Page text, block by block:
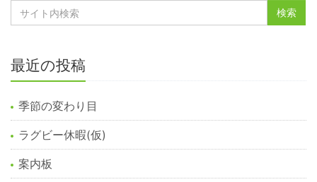
最近の投稿
季節の変わり目
ラグビー休暇(仮)
案内板